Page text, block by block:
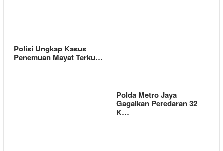
Polisi Ungkap Kasus
Penemuan Mayat Terku…
Polda Metro Jaya
Gagalkan Peredaran 32
K…